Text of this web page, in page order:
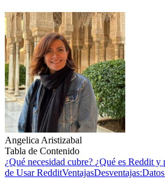
Angelica Aristizabal
Tabla de Contenido
¿Qué necesidad cubre? ¿Qué es Reddit y
de Usar RedditVentajasDesventajas: